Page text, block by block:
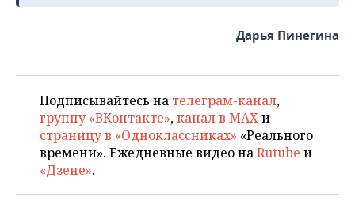
Дарья Пинегина
Подписывайтесь на телеграм-канал,
группу «ВКонтакте»,канал в MAXи
страницу в «Одноклассниках» «Реального
времени». Ежедневные видео наRutube и
«Дзене».